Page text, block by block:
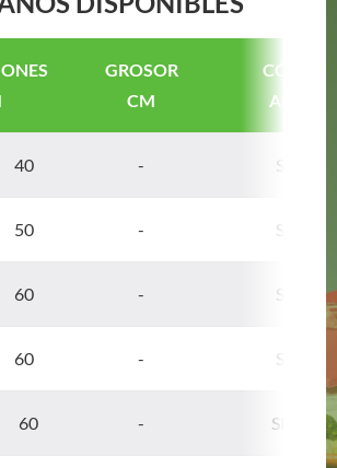
GROSOR
CM
CÓDIGO
-
-
-
-
-